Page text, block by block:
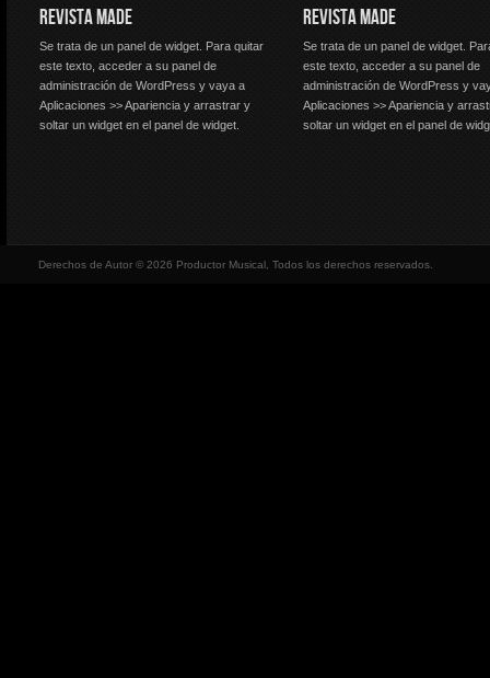
REVISTA MADE
Se trata de un panel de widget. Para quitar
este texto, acceder a su panel de
administración de WordPress y vaya a
Aplicaciones >> Apariencia y arrastrar y
soltar un widget en el panel de widget.
REVISTA MADE
Se trata de un panel de widget.
este texto, acceder a su panel de
administración de WordPress y
Aplicaciones >> Apariencia y
soltar un widget en el panel de
Derechos de Autor © 2026 Productor Musical, Todos los derechos reservados.